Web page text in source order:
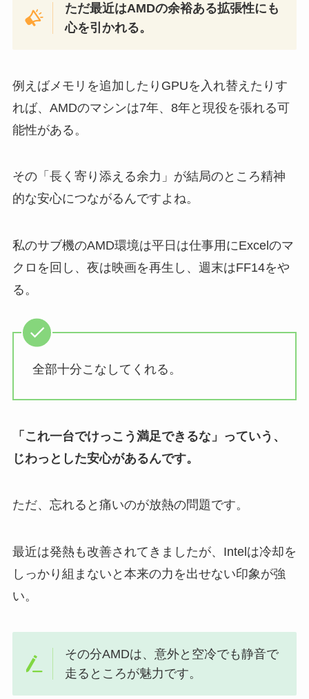
ただ最近はAMDの余裕ある拡張性にも
心を引かれる。
例えばメモリを追加したりGPUを入れ替えたりす
れば、AMDのマシンは7年、8年と現役を張れる可
能性がある。
その「長く寄り添える余力」が結局のところ精神
的な安心につながるんですよね。
私のサブ機のAMD環境は平日は仕事用にExcelのマ
クロを回し、夜は映画を再生し、週末はFF14をや
る。
全部十分こなしてくれる。
「これ一台でけっこう満足できるな」っていう、
じわっとした安心があるんです。
ただ、忘れると痛いのが放熱の問題です。
最近は発熱も改善されてきましたが、Intelは冷却を
しっかり組まないと本来の力を出せない印象が強
い。
その分AMDは、意外と空冷でも静音で
走るところが魅力です。